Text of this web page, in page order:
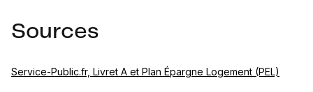
Sources
Service-Public.fr, Livret A et Plan Épargne Logement (PEL)